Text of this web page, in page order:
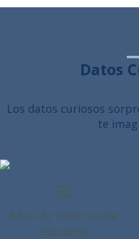
Datos
Los datos curiosos
te
30
Años de experiencia
educativa